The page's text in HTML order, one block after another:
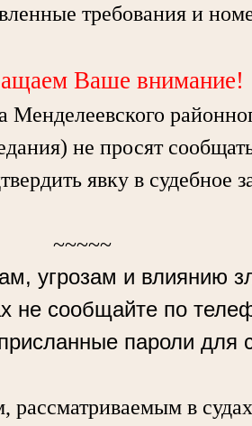
требования и
Ваше внимание!
не просят
явку в судебное
~~~~~
угрозам и влиянию
не сообщайте по
пароли для
в